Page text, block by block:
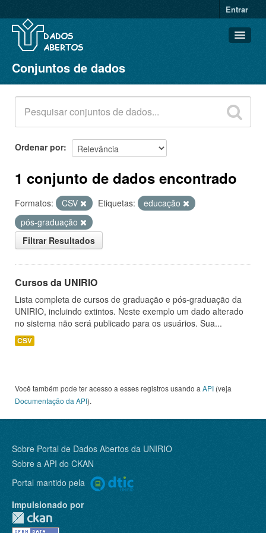
Entrar
Conjuntos de dados
Organizações
Grupos
Sobre
Conjuntos de dados
Ordenar por
1 conjunto de dados encontrado
Formatos: CSV Etiquetas:
educação
pós-graduação
Filtrar Resultados
Cursos da UNIRIO
Lista completa de cursos de graduação e pós-graduação da
UNIRIO, incluindo extintos. Neste exemplo um dado alterado
no sistema não será publicado para os usuários. Sua...
CSV
Você também pode ter acesso a esses registros usando a API (veja
Documentação da API).
Sobre Portal de Dados Abertos da UNIRIO
Sobre a API do CKAN
Portal mantido pela
Impulsionado por